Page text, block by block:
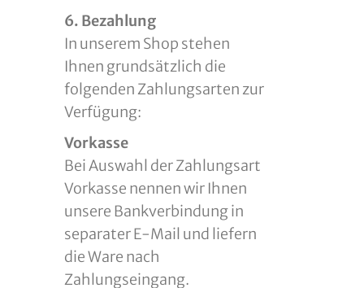
6. Bezahlung
In unserem Shop stehen
Ihnen grundsätzlich die
folgenden Zahlungsarten zur
Verfügung:
Vorkasse
Bei Auswahl der Zahlungsart
Vorkasse nennen wir Ihnen
unsere Bankverbindung in
separater E-Mail und liefern
die Ware nach
Zahlungseingang.